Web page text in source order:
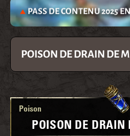
PASS DE CONTENU 2025
POISON DE DRAIN DE
Poison
POISON DE